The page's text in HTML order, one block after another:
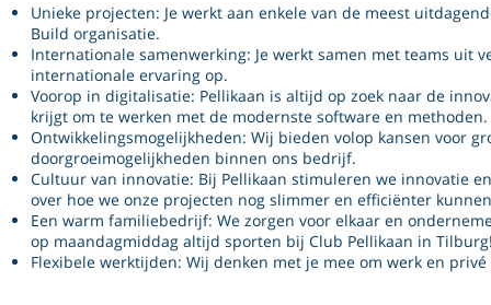
Unieke projecten: Je werkt aan enkele van de meest
Build organisatie.
Internationale samenwerking: Je werkt samen met teams uit
internationale ervaring op.
Voorop in digitalisatie: Pellikaan is altijd op zoek naar de
krijgt om te werken met de modernste software en methoden.
Ontwikkelingsmogelijkheden: Wij bieden volop kansen voor
doorgroeimogelijkheden binnen ons bedrijf.
Cultuur van innovatie: Bij Pellikaan stimuleren we innovatie
over hoe we onze projecten nog slimmer en efficiënter
Een warm familiebedrijf: We zorgen voor elkaar en
op maandagmiddag altijd sporten bij Club Pellikaan in
Flexibele werktijden: Wij denken met je mee om werk en